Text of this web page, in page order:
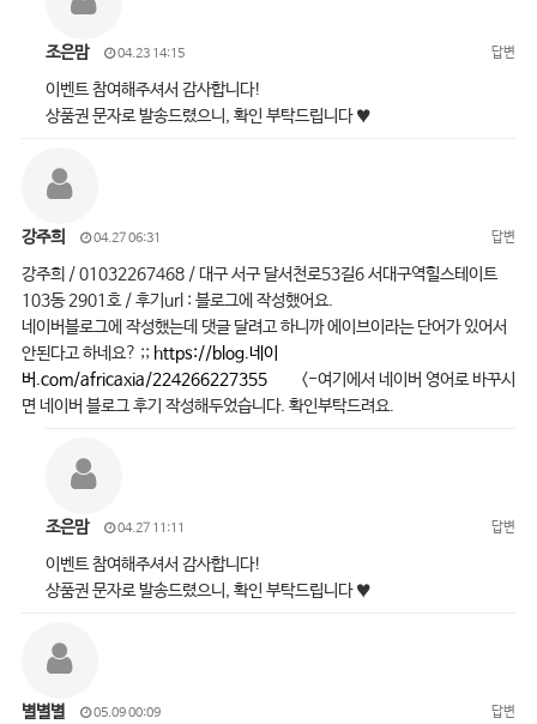
조은맘 04.23 14:15 답변
이벤트 참여해주셔서 감사합니다!
상품권 문자로 발송드렸으니, 확인 부탁드립니다 ♥
강주희 04.27 06:31 답변
강주희 / 01032267468 / 대구 서구 달서천로53길6 서대구역힐스테이트
103동 2901호 / 후기url : 블로그에 작성했어요.
네이버블로그에 작성했는데 댓글 달려고 하니까 에이브이라는 단어가 있어서
안된다고 하네요? ;; https://blog.네이
버.com/africaxia/224266227355<-여기에서 네이버 영어로 바꾸시
면 네이버 블로그 후기 작성해두었습니다. 확인부탁드려요.
조은맘 04.27 11:11 답변
이벤트 참여해주셔서 감사합니다!
상품권 문자로 발송드렸으니, 확인 부탁드립니다 ♥
별별별 05.09 00:09 답변